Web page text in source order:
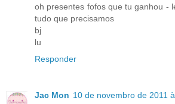
oh presentes fofos que tu ganhou -
tudo que precisamos
bj
lu
Responder
Jac Mon 10 de novembro de 2011